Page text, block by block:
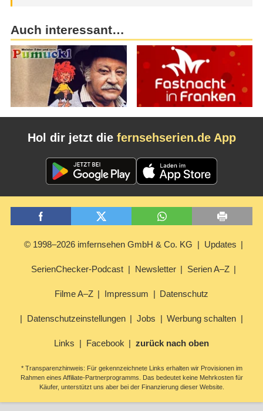
Auch interessant…
Hol dir jetzt die fernsehserien.de App
© 1998–2026 imfernsehen GmbH & Co. KG Updates
SerienChecker-Podcast Newsletter Serien A–Z
Filme A–Z Impressum Datenschutz
Datenschutzeinstellungen Jobs Werbung schalten
Links Facebook zurück nach oben
* Transparenzhinweis: Für gekennzeichnete Links erhalten wir Provisionen im
Rahmen eines Affiliate-Partnerprogramms. Das bedeutet keine Mehrkosten für
Käufer, unterstützt uns aber bei der Finanzierung dieser Website.